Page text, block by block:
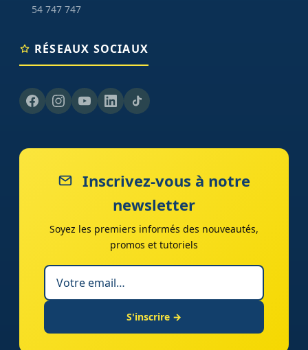
54 747 747
RÉSEAUX SOCIAUX
Inscrivez-vous à notre
newsletter
Soyez les premiers informés des nouveautés,
promos et tutoriels
S'inscrire →